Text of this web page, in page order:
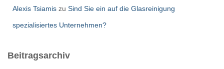
Alexis Tsiamis zu Sind Sie ein auf die Glasreinigung
spezialisiertes Unternehmen?
Beitragsarchiv